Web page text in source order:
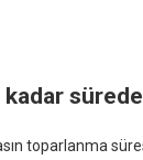
toparlanma